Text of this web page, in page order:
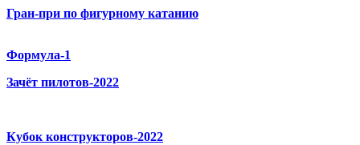
Гран-при по фигурному катанию
Формула-1
Зачёт пилотов-2022
Кубок конструкторов-2022